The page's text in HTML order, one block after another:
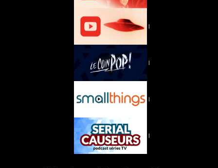
|
|
|
|